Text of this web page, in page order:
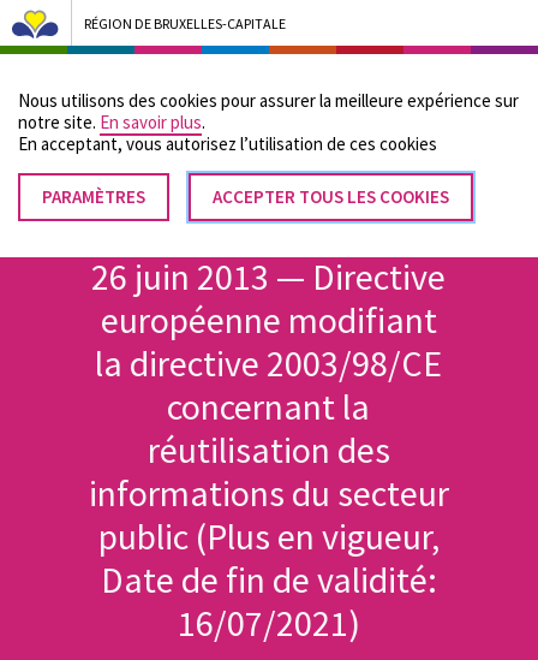
Nous utilisons des cookies pour assurer la meilleure expérience sur
notre site. En savoir plus.
En acceptant, vous autorisez lʼutilisation de ces cookies
PARAMÈTRES ACCEPTER TOUS LES COOKIES
RETIRER
LE
RÉGION DE BRUXELLES-CAPITALE
Bruxelles Pouvoirs Locaux - Aller à la page d'accueil
Menu
Fil
d'Ariane
Accueil
26 juin 2013 — Directive
européenne modifiant
la directive 2003/98/CE
concernant la
réutilisation des
informations du secteur
public (Plus en vigueur,
Date de fin de validité:
16/07/2021)